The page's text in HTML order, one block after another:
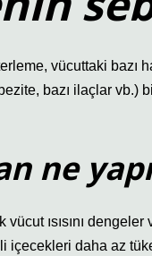
vücuttaki bazı
bazı ilaçlar vb.)
ne
ısısını
içecekleri daha az